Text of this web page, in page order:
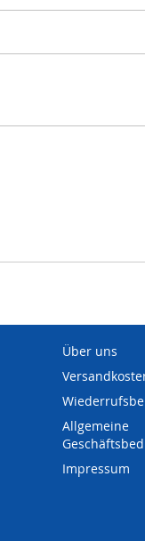
Über uns
Allgemeine
Impressum